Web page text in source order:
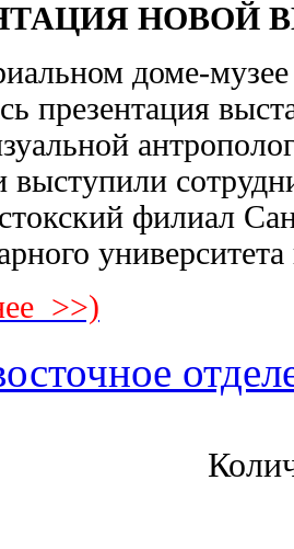
НОВОЙ
доме-
презентация
выступили
филиал
>>)